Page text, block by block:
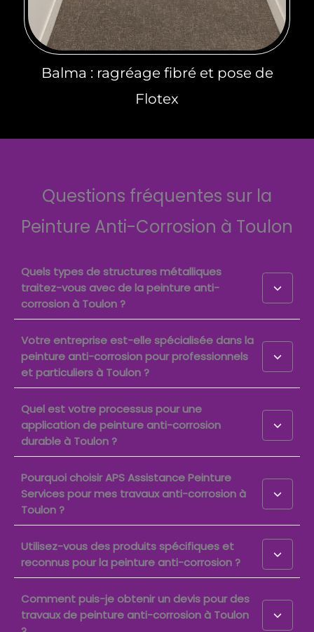
Balma : ragréage fibré et pose de
Flotex
Questions fréquentes sur la
Peinture Anti-Corrosion à Toulon
Quels types de structures métalliques
traitez-vous avec de la peinture anti-
corrosion à Toulon ?
Votre entreprise est-elle spécialisée dans la
peinture anti-corrosion pour professionnels
et particuliers à Toulon ?
Quel est votre processus pour une
application de peinture anti-corrosion
durable à Toulon ?
Pourquoi choisir APS Assistance Peinture
Services pour mes travaux anti-corrosion à
Toulon ?
Utilisez-vous des produits spécifiques et
reconnus pour la peinture anti-corrosion ?
Comment puis-je obtenir un devis pour des
travaux de peinture anti-corrosion à Toulon